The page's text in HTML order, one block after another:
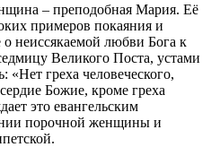
– преподобная Мария. Её
примеров покаяния и
неиссякаемой любви Бога к
Великого Поста, устами
греха человеческого,
Божие, кроме греха
это евангельским
порочной женщины и